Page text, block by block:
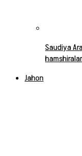
Saudiya
Jahon